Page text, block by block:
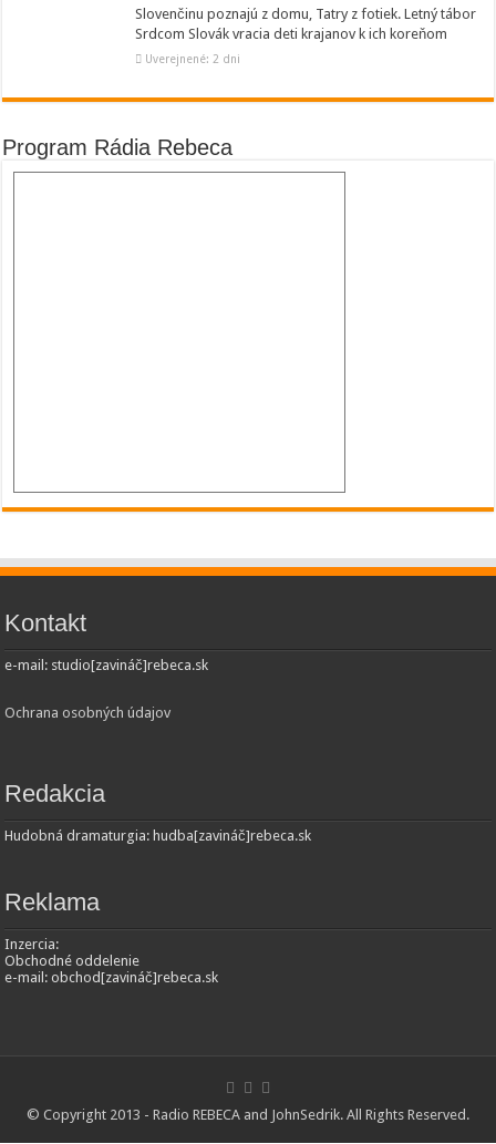
Slovenčinu poznajú z domu, Tatry z fotiek. Letný tábor
Srdcom Slovák vracia deti krajanov k ich koreňom
Uverejnené: 2 dni
Program Rádia Rebeca
Kontakt
e-mail: studio[zavináč]rebeca.sk
Ochrana osobných údajov
Redakcia
Hudobná dramaturgia: hudba[zavináč]rebeca.sk
Reklama
Inzercia:
Obchodné oddelenie
e-mail: obchod[zavináč]rebeca.sk
© Copyright 2013 - Radio REBECA and JohnSedrik. All Rights Reserved.